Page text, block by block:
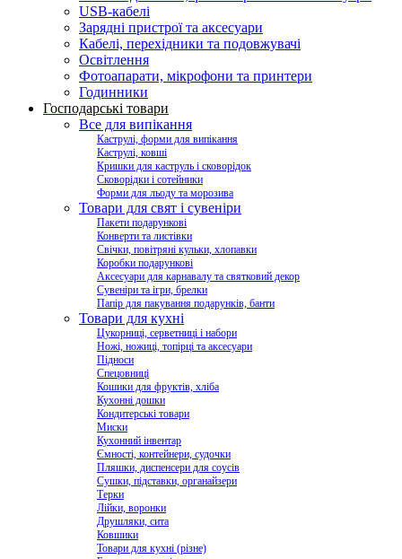
USB-кабелі
Зарядні пристрої та аксесуари
Кабелі, перехідники та подовжувачі
Освітлення
Фотоапарати, мікрофони та принтери
Годинники
Господарські товари
Все для випікання
Каструлі, форми для випікання
Каструлі, ковші
Кришки для каструль і сковорідок
Сковорідки і сотейники
Форми для льоду та морозива
Товари для свят і сувеніри
Пакети подарункові
Конверти та листівки
Свічки, повітряні кульки, хлопавки
Коробки подарункові
Аксесуари для карнавалу та святковий декор
Сувеніри та ігри, брелки
Папір для пакування подарунків, банти
Товари для кухні
Цукорниці, серветниці і набори
Ножі, ножиці, топірці та аксесуари
Підноси
Спецовниці
Кошики для фруктів, хліба
Кухонні дошки
Кондитерські товари
Миски
Кухонний інвентар
Ємності, контейнери, судочки
Пляшки, диспенсери для соусів
Сушки, підставки, органайзери
Терки
Лійки, воронки
Друшляки, сита
Ковшики
Товари для кухні (різне)